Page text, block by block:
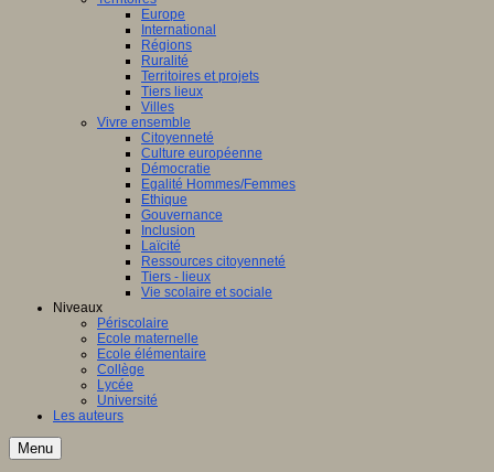
Europe
International
Régions
Ruralité
Territoires et projets
Tiers lieux
Villes
Vivre ensemble
Citoyenneté
Culture européenne
Démocratie
Egalité Hommes/Femmes
Ethique
Gouvernance
Inclusion
Laïcité
Ressources citoyenneté
Tiers - lieux
Vie scolaire et sociale
Niveaux
Périscolaire
Ecole maternelle
Ecole élémentaire
Collège
Lycée
Université
Les auteurs
Menu